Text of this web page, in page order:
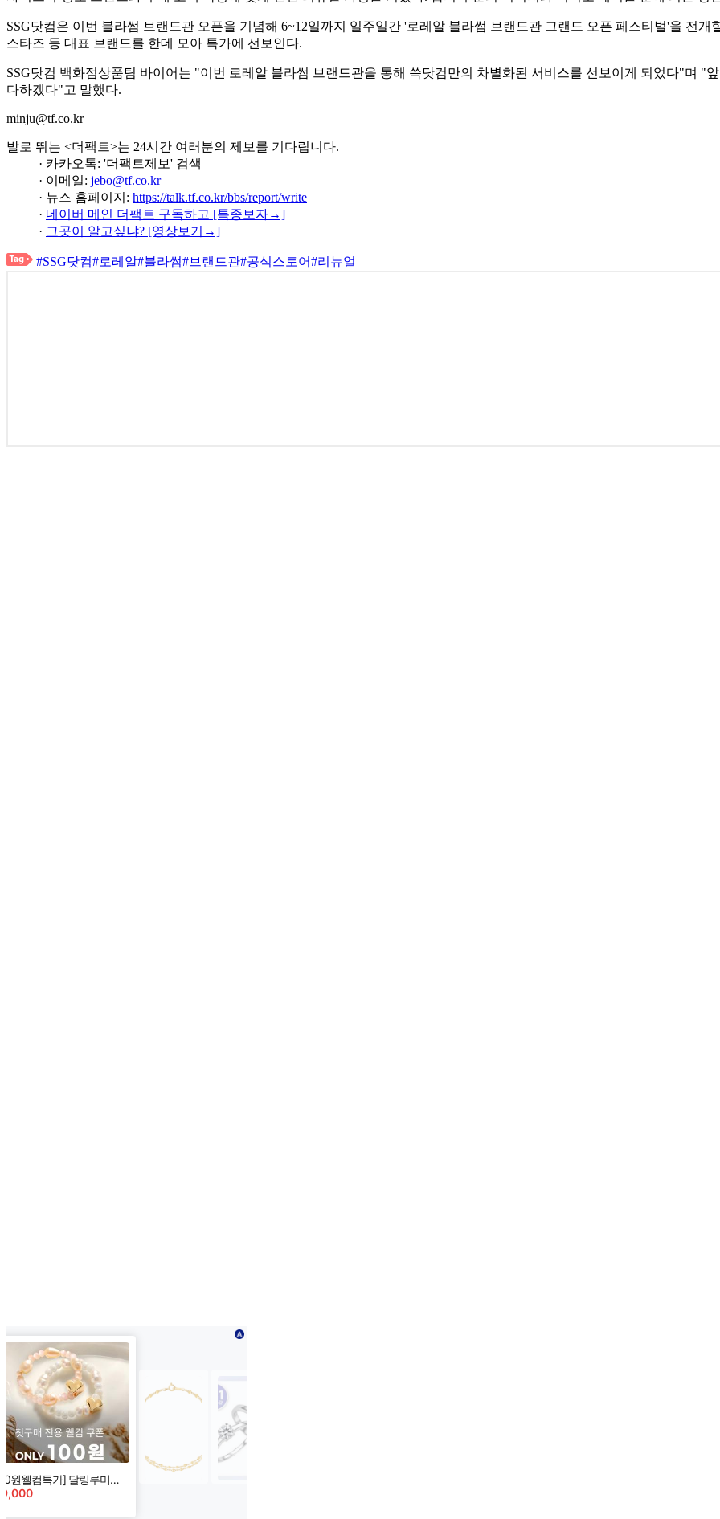
SSG닷컴은 이번 블라썸 브랜드관 오픈을 기념해 6~12일까지 일주일간 '로레알 블라썸 브랜드관 그랜드 오픈 페스티벌'을 전
스타즈 등 대표 브랜드를 한데 모아 특가에 선보인다.
SSG닷컴 백화점상품팀 바이어는 "이번 로레알 블라썸 브랜드관을 통해 쓱닷컴만의 차별화된 서비스를 선보이게 되었다"며 "
다하겠다"고 말했다.
minju@tf.co.kr
발로 뛰는 <더팩트>는 24시간 여러분의 제보를 기다립니다.
· 카카오톡: '더팩트제보' 검색
· 이메일: jebo@tf.co.kr
· 뉴스 홈페이지: https://talk.tf.co.kr/bbs/report/write
· 네이버 메인 더팩트 구독하고 [특종보자→]
· 그곳이 알고싶냐? [영상보기→]
#SSG닷컴#로레알#블라썸#브랜드관#공식스토어#리뉴얼